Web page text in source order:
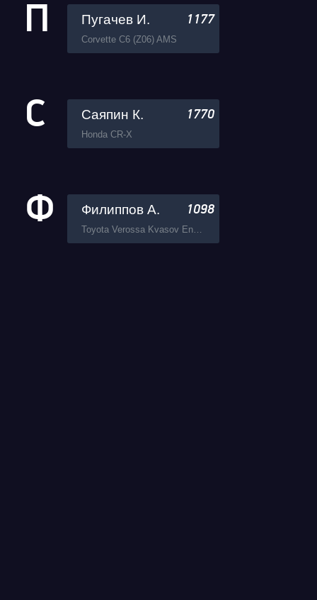
П Пугачев И. 1177
Corvette C6 (Z06) AMS
С Саяпин К. 1770
Honda CR-X
Ф Филиппов А. 1098
Toyota Verossa Kvasov Engineering